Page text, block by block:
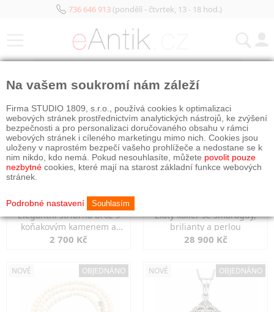
736 646 913(pondělí - čtvrtek, 13 - 18 hod.)
Elegantní stříbrná brož s
koňakovým kamenem a
markazity
2 700 Kč
Zlatý kolier se smaragdy,
brilianty a perlou
28 900 Kč
NOVÉ OBJEDNÁNO NOVÉ OBJEDNÁNO
Na vašem soukromí nám záleží
Firma STUDIO 1809, s.r.o., používá cookies k optimalizaci
webových stránek prostřednictvím analytických nástrojů, ke zvýšení
bezpečnosti a pro personalizaci doručovaného obsahu v rámci
webových stránek i cíleného marketingu mimo nich. Cookies jsou
uloženy v naprostém bezpečí vašeho prohlížeče a nedostane se k
nim nikdo, kdo nemá. Pokud nesouhlasíte, můžete povolit pouze
nezbytné cookies, které mají na starost základní funkce webových
stránek.
Podrobné nastavení Souhlasím